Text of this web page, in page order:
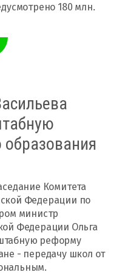
180 млн.
Комитета
Федерации по
министр
Федерации Ольга
реформу
- передачу школ от